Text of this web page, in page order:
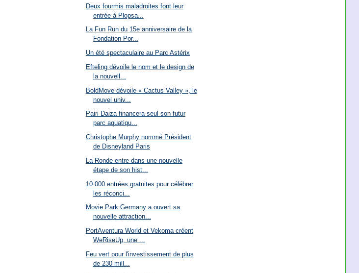
Deux fourmis maladroites font leur
entrée à Plopsa...
La Fun Run du 15e anniversaire de la
Fondation Por...
Un été spectaculaire au Parc Astérix
Efteling dévoile le nom et le design de
la nouvell...
BoldMove dévoile « Cactus Valley », le
nouvel univ...
Pairi Daiza financera seul son futur
parc aquatiqu...
Christophe Murphy nommé Président
de Disneyland Paris
La Ronde entre dans une nouvelle
étape de son hist...
10.000 entrées gratuites pour célébrer
les réconci...
Movie Park Germany a ouvert sa
nouvelle attraction...
PortAventura World et Vekoma créent
WeRiseUp, une ...
Feu vert pour l'investissement de plus
de 230 mill...